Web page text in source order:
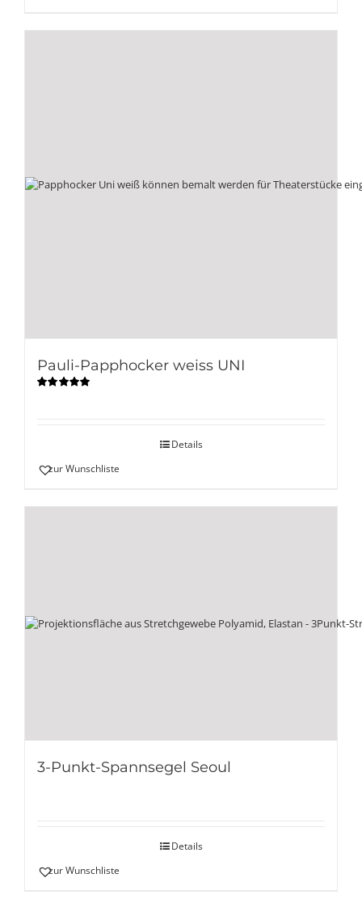
Pauli-Papphocker weiss UNI
Details
zur Wunschliste
3-Punkt-Spannsegel Seoul
Details
zur Wunschliste